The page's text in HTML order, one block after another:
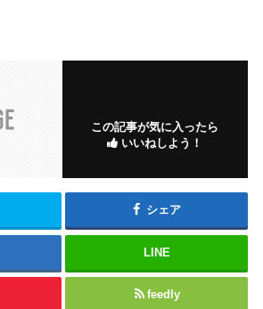
この記事が気に入ったら
いいねしよう！
シェア
LINE
feedly